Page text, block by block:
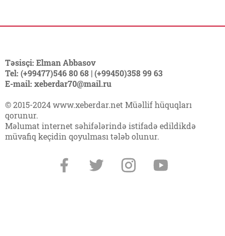
Təsisçi: Elman Abbasov
Tel: (+99477)546 80 68 | (+99450)358 99 63
E-mail: xeberdar70@mail.ru
© 2015-2024 www.xeberdar.net Müəllif hüquqları
qorunur.
Məlumat internet səhifələrində istifadə edildikdə
müvafiq keçidin qoyulması tələb olunur.